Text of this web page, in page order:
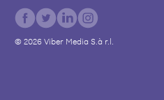
© 2026Viber Media S.à r.l.